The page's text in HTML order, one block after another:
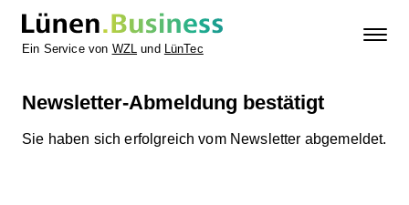
Ein Service von WZL und LünTec
Newsletter-Abmeldung bestätigt
Sie haben sich erfolgreich vom Newsletter abgemeldet.